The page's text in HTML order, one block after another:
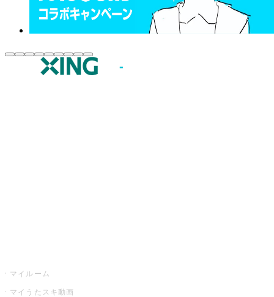
マイルーム
マイうたスキ動画